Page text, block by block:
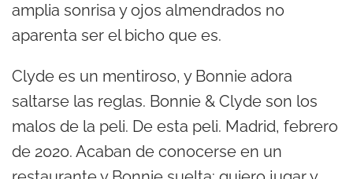
c
t
amplia sonrisa y ojos almendrados no
aparenta ser el bicho que es.
Clyde es un mentiroso, y Bonnie adora
saltarse las reglas. Bonnie & Clyde son los
malos de la peli. De esta peli. Madrid, febrero
de 2020. Acaban de conocerse en un